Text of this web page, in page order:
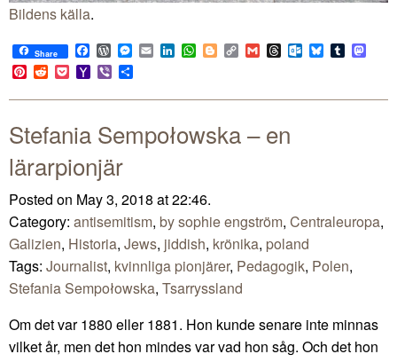
Bildens källa.
Share Facebook
WordPress
Messenger
EmailLinkedIn
WhatsApp
BloggerCopy
Link
GmailThreadsOutlook.com
BlueskyTumblr
Pinterest
RedditPocketYahoo
Mail
Viber
Stefania Sempołowska – en
lärarpionjär
Posted on May 3, 2018 at 22:46.
Category: antisemitism, by sophie engström, Centraleuropa,
Galizien, Historia, Jews, jiddish, krönika, poland
Tags: Journalist, kvinnliga pionjärer, Pedagogik, Polen,
Stefania Sempołowska, Tsarryssland
Om det var 1880 eller 1881. Hon kunde senare inte minnas
vilket år, men det hon mindes var vad hon såg. Och det hon